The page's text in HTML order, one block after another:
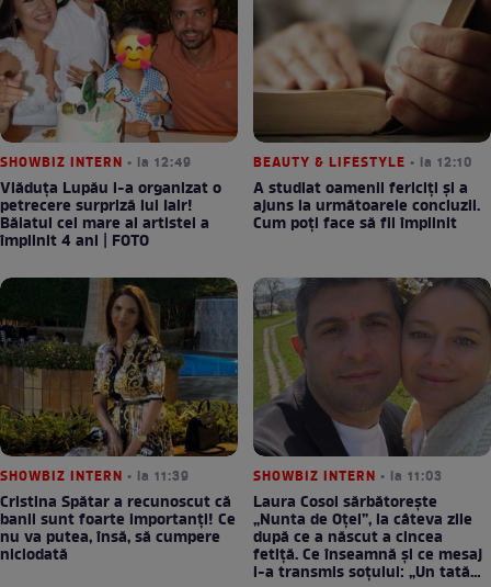
SHOWBIZ INTERN • la 12:49
Vlăduța Lupău i-a organizat o
petrecere surpriză lui Iair!
Băiatul cel mare al artistei a
împlinit 4 ani | FOTO
BEAUTY & LIFESTYLE • la 12:10
A studiat oamenii fericiți și a
ajuns la următoarele concluzii.
Cum poți face să fii împlinit
SHOWBIZ INTERN • la 11:39
Cristina Spătar a recunoscut că
banii sunt foarte importanți! Ce
nu va putea, însă, să cumpere
niciodată
SHOWBIZ INTERN • la 11:03
Laura Cosoi sărbătorește
„Nunta de Oțel”, la câteva zile
după ce a născut a cincea
fetiță. Ce înseamnă și ce mesaj
i-a transmis soțului: „Un tată